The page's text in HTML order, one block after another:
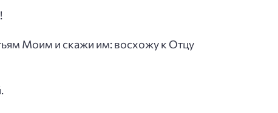
Моим и скажи им: восхожу к Отцу